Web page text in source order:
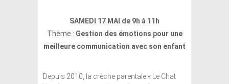
SAMEDI 17 MAI de 9h à 11h
Thème : Gestion des émotions pour une
meilleure communication avec son enfant
Depuis 2010, la crèche parentale « Le Chat